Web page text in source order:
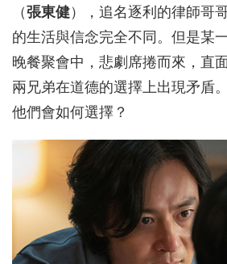
（張東健），追名逐利的律師哥
的生活與信念完全不同。但是某
晚餐聚會中，悲劇席捲而來，直
兩兄弟在道德的選擇上出現矛盾
他們會如何選擇？